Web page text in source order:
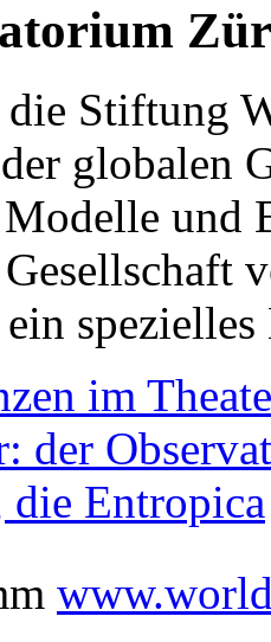
Stiftung
globalen
und
im
der
die Entropica